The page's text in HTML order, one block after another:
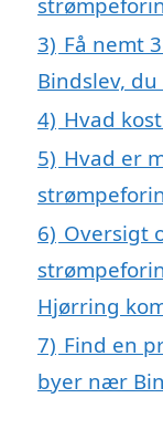
3) Få nemt
Bindslev,
4) Hvad
5) Hvad er
6) Oversigt
Hjørring
7) Find en
byer nær